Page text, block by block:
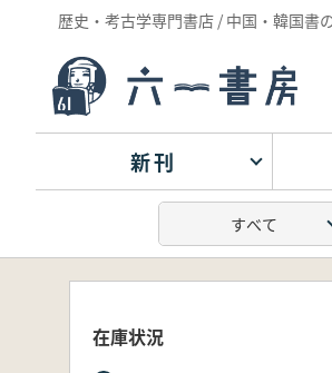
歴史・考古学専門書店 / 中国・韓国書
新刊
在庫状況